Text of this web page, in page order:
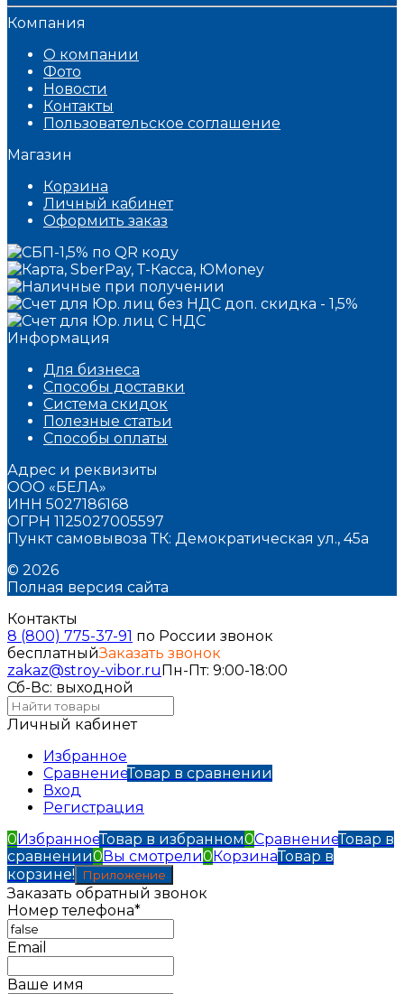
Компания
О компании
Фото
Новости
Контакты
Пользовательское соглашение
Магазин
Корзина
Личный кабинет
Оформить заказ
Информация
Для бизнеса
Способы доставки
Система скидок
Полезные статьи
Способы оплаты
Адрес и реквизиты
ООО «БЕЛА»
ИНН 5027186168
ОГРН 1125027005597
Пункт самовывоза ТК: Демократическая ул., 45а
© 2026
Полная версия сайта
Контакты
8 (800) 775-37-91 по России звонок
бесплатныйЗаказать звонок
zakaz@stroy-vibor.ru Пн-Пт: 9:00-18:00
Сб-Вс: выходной
Личный кабинет
Избранное
СравнениеТовар в сравнении
Вход
Регистрация
0 ИзбранноеТовар в избранном0СравнениеТовар в
сравнении0 Вы смотрели0 КорзинаТовар в
корзине!
Приложение
Заказать обратный звонок
Номер телефона*
Email
Ваше имя